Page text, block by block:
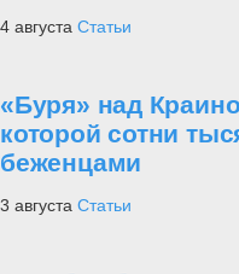
4 августа Статьи
«Буря» над
которой сотни
беженцами
3 августа Статьи